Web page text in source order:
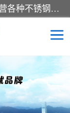
山东华钰金属材料有限公司是一家经营各种不锈钢管材、板材、圆钢、法兰、封头、型材等产品的公司；主营产品有：不锈钢管，激光切割，管件标准件，不锈钢圆钢，不锈钢人孔，不锈钢亮管，不锈钢角钢，不锈钢加工，不锈钢管子，不锈钢工业方管，不锈钢封头，不锈钢法兰，不锈钢阀门，不锈钢槽钢，不锈钢扁钢，不锈钢板等；可为客户制作各种规格的型材及不锈钢配件、非标准件及各种容器具等，能满足客户的不同采购要求。
钢